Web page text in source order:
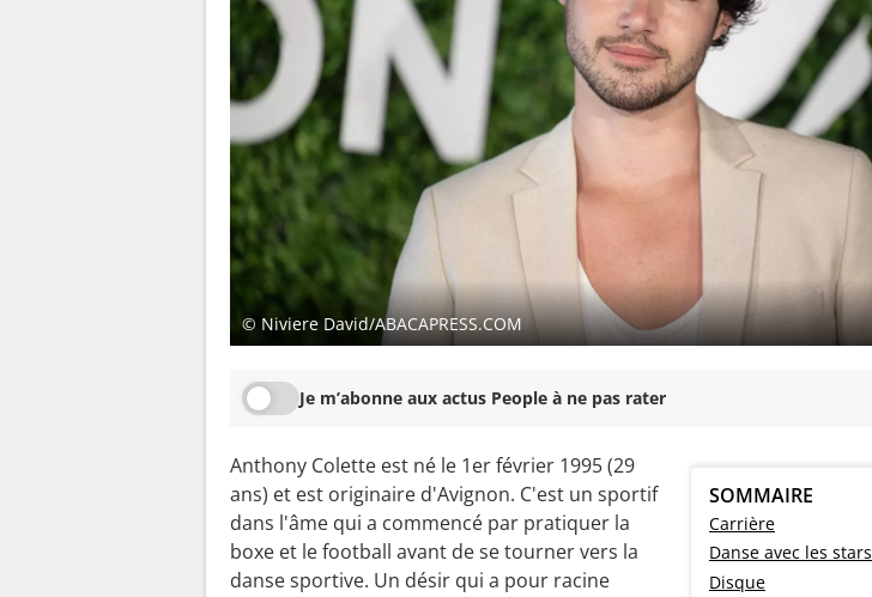
© Niviere David/ABACAPRESS.COM
Je m’abonne aux actus People à ne pas rater
SOMMAIRE
Carrière
Danse avec les stars
Disque
Anthony Colette est né le 1er février 1995 (29
ans) et est originaire d'Avignon. C'est un sportif
dans l'âme qui a commencé par pratiquer la
boxe et le football avant de se tourner vers la
danse sportive. Un désir qui a pour racine